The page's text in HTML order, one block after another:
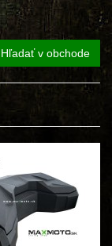
Hľadať v obchode